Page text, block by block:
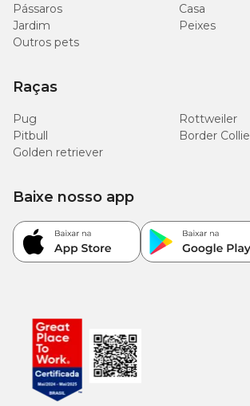
Pássaros
Casa
Jardim
Peixes
Outros pets
Raças
Pug
Rottweiler
Pitbull
Border Collie
Golden retriever
Baixe nosso app